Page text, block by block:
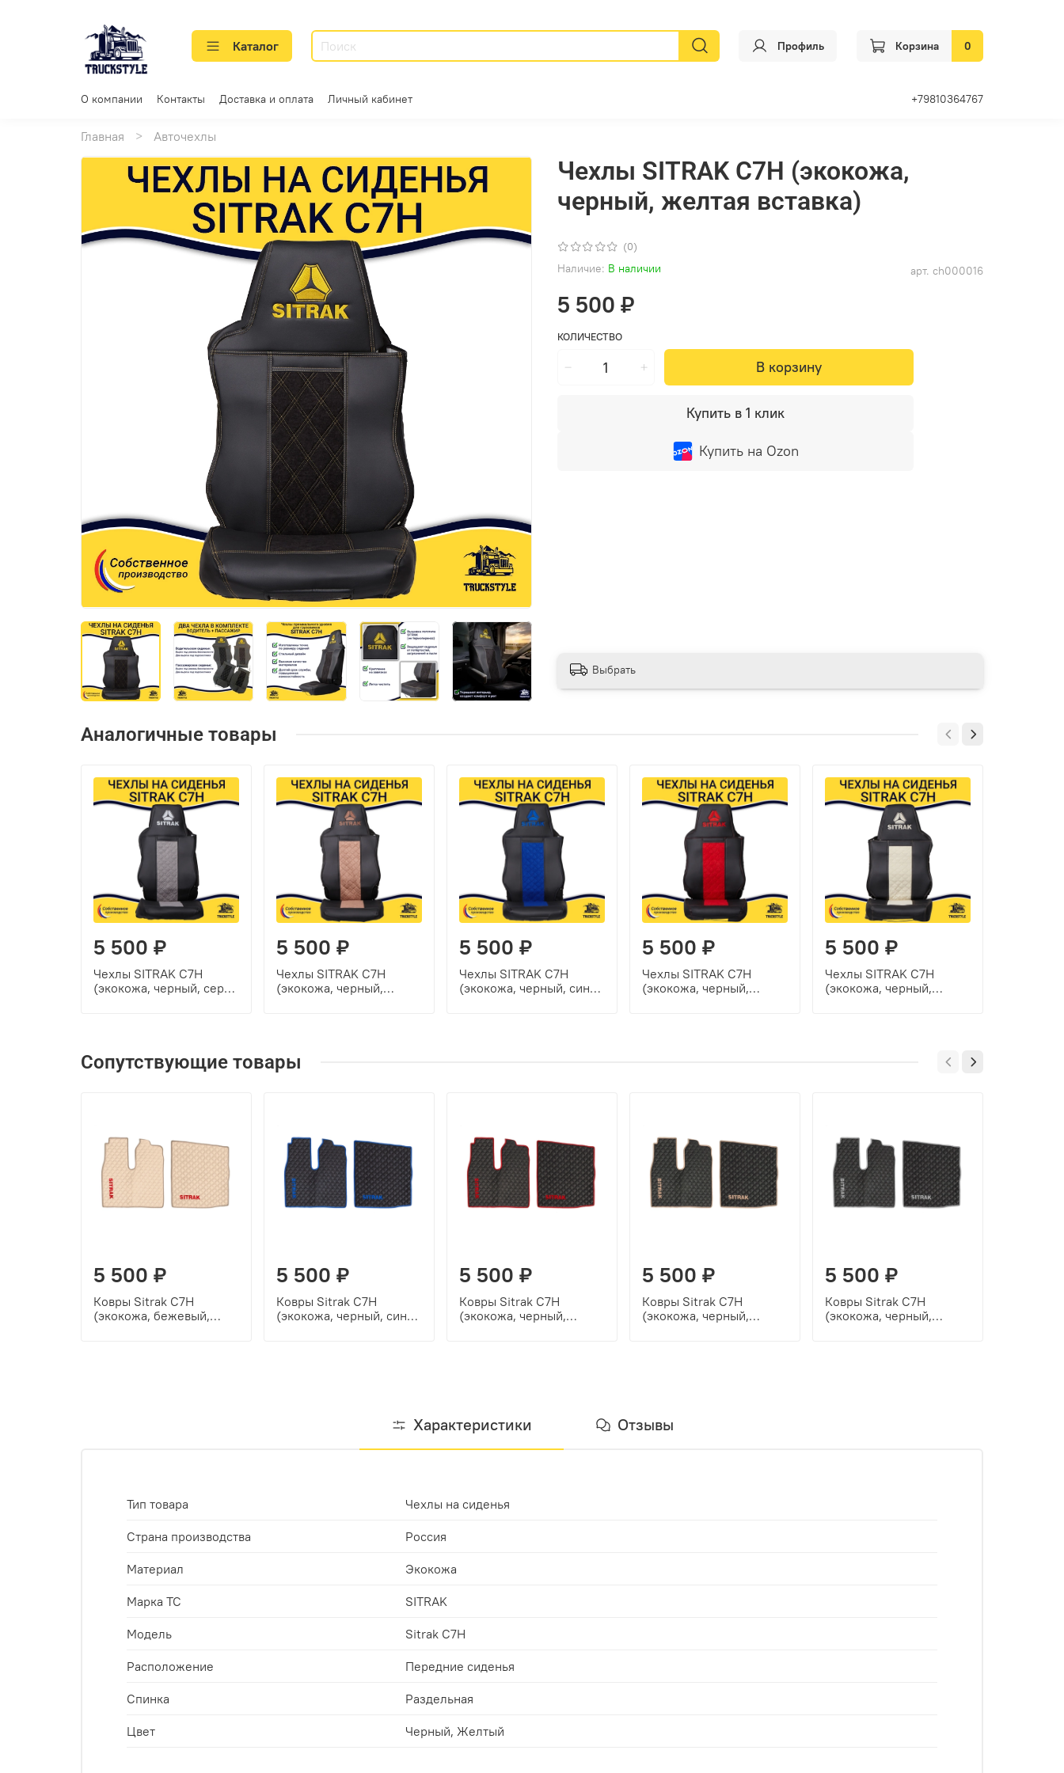
Каталог Профиль Корзина 0
О компании Контакты Доставка и оплата Личный кабинет +79810364767
Главная Авточехлы
(0)
арт. ch000016
Наличие: В наличии
Чехлы SITRAK C7H (экокожа,
черный, желтая вставка)
5 500 ₽
КОЛИЧЕСТВО
В корзину
Купить в 1 клик
Купить на Ozon
Выбрать
Аналогичные товары
5 500 ₽
Чехлы SITRAK C7H
(экокожа, черный, серая
5 500 ₽
Чехлы SITRAK C7H
(экокожа, черный,
5 500 ₽
Чехлы SITRAK C7H
(экокожа, черный, синяя
5 500 ₽
Чехлы SITRAK C7H
(экокожа, черный,
5 500 ₽
Чехлы SITRAK C7H
(экокожа, черный,
Сопутствующие товары
5 500 ₽
Ковры Sitrak C7H
(экокожа, бежевый,
5 500 ₽
Ковры Sitrak C7H
(экокожа, черный, синий
5 500 ₽
Ковры Sitrak C7H
(экокожа, черный,
5 500 ₽
Ковры Sitrak C7H
(экокожа, черный,
5 500 ₽
Ковры Sitrak C7H
(экокожа, черный,
Характеристики Отзывы
Тип товара Чехлы на сиденья
Страна производства Россия
Материал Экокожа
Марка ТС SITRAK
Модель Sitrak C7H
Расположение Передние сиденья
Спинка Раздельная
Цвет Черный, Желтый